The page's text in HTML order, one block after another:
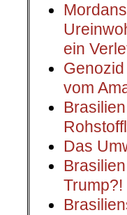
ein
vom
Das
Trump?!